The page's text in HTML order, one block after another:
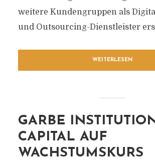
weitere Kundengruppen als
und Outsourcing-Dienstleister
WEITERLESEN
GARBE
CAPITAL AUF
WACHSTUMSKURS